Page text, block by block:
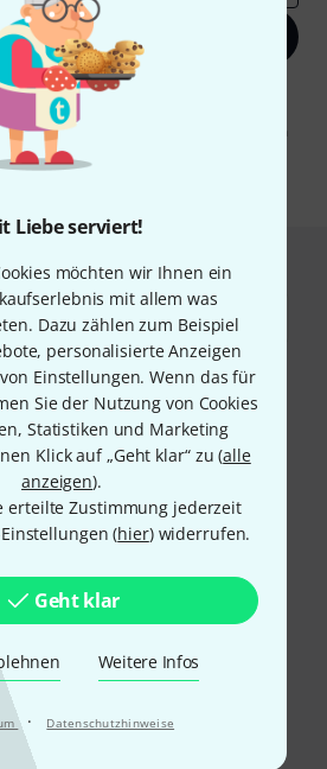
Liebe serviert!
möchten wir Ihnen ein
mit allem was
Dazu zählen zum Beispiel
personalisierte Anzeigen
Einstellungen. Wenn das für
Sie der Nutzung von Cookies
Statistiken und Marketing
Klick auf „Geht klar“ zu (alle
anzeigen).
erteilte Zustimmung jederzeit
(hier) widerrufen.
Geht klar
Weitere Infos
· Datenschutzhinweise
Jetzt anmelden
stimmen Sie dem Erhalt von E-Mail-
des E-Mail-Nutzungsverhaltens zu. Die
Weitere Informationen finden Sie in
Datenschutzhinweisen
bezahlen
und sicher per Nachnahme,
Pay,Klarna Sofort bezahlen
oder Kreditkarte.
Garantie